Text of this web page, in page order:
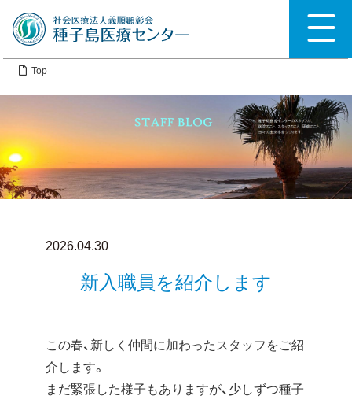
Top
2026.04.30
新入職員を紹介します
この春、新しく仲間に加わったスタッフをご紹
介します。
まだ緊張した様子もありますが、少しずつ種子